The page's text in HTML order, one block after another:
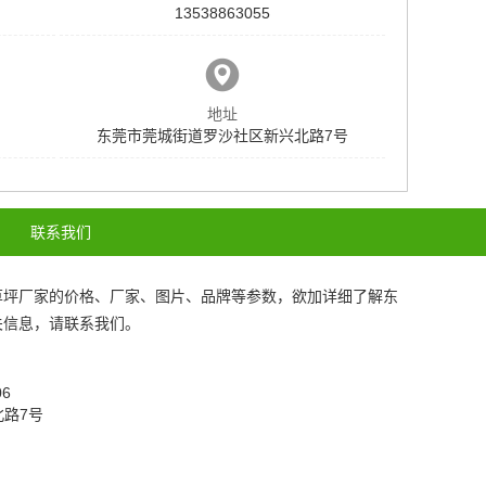
13538863055
地址
东莞市莞城街道罗沙社区新兴北路7号
联系我们
厂家的价格、厂家、图片、品牌等参数，欲加详细了解东
息，请联系我们。
7号